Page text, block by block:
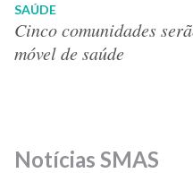
SAÚDE
Cinco comunidades
móvel de saúde
Notícias SMAS